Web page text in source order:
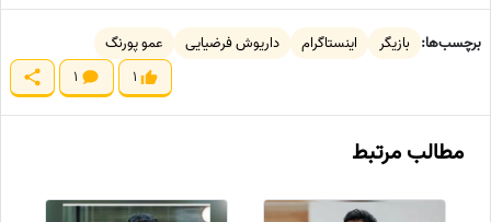
برچسب‌ها: بازیگر اینستاگرام داریوش فرضیایی
عمو پورنگ
1
1
مطالب مرتبط